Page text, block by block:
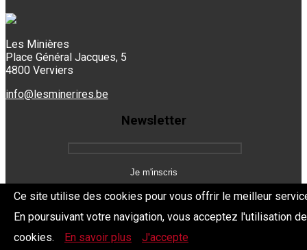
Les Minières
Place Général Jacques, 5
4800 Verviers
info@lesminerires.be
Newsletter
Copyright 2026 Les Mine'Rires - Politique de confidentialité
Ce site utilise des cookies pour vous offrir le meilleur
En poursuivant votre navigation, vous acceptez l'utilisation
cookies.
En savoir plus J'accepte